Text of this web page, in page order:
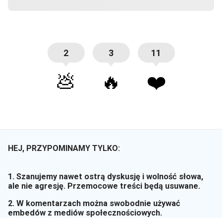
2
💩
3
🔥
11
❤️
HEJ, PRZYPOMINAMY TYLKO:
1. Szanujemy nawet ostrą dyskusję i wolność słowa,
ale nie agresję. Przemocowe treści będą usuwane.
2. W komentarzach można swobodnie używać
embedów z mediów społecznościowych.